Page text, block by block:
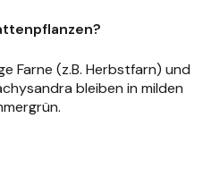
Farne (z.B. Herbstfarn) und
bleiben in milden